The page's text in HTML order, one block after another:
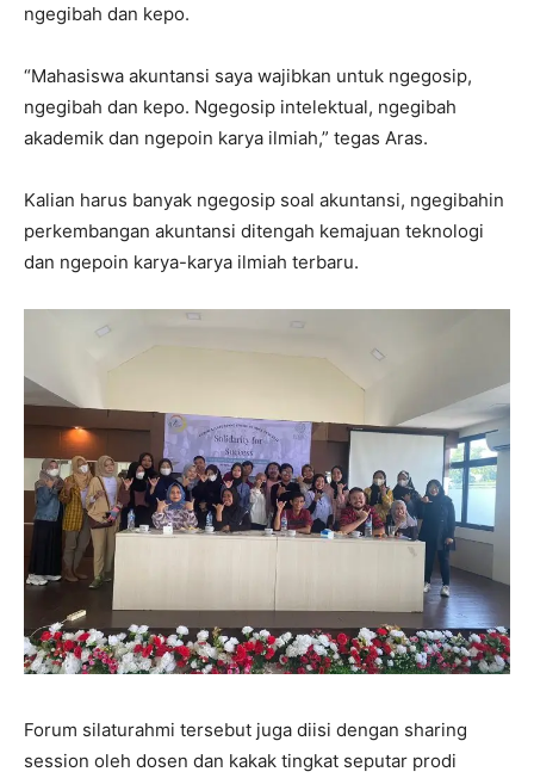
ngegibah dan kepo.
“Mahasiswa akuntansi saya wajibkan untuk ngegosip,
ngegibah dan kepo. Ngegosip intelektual, ngegibah
akademik dan ngepoin karya ilmiah,” tegas Aras.
Kalian harus banyak ngegosip soal akuntansi, ngegibahin
perkembangan akuntansi ditengah kemajuan teknologi
dan ngepoin karya-karya ilmiah terbaru.
Forum silaturahmi tersebut juga diisi dengan sharing
session oleh dosen dan kakak tingkat seputar prodi